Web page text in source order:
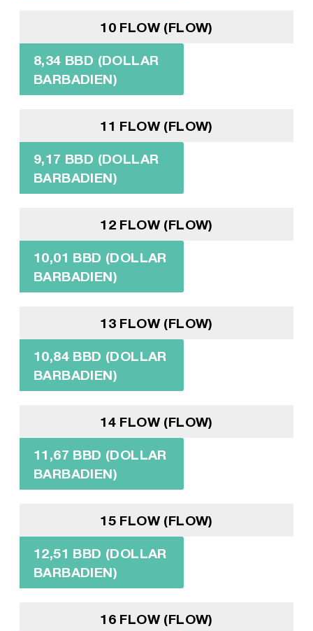
10 FLOW (FLOW)
8,34 BBD (DOLLAR
BARBADIEN)
11 FLOW (FLOW)
9,17 BBD (DOLLAR
BARBADIEN)
12 FLOW (FLOW)
10,01 BBD (DOLLAR
BARBADIEN)
13 FLOW (FLOW)
10,84 BBD (DOLLAR
BARBADIEN)
14 FLOW (FLOW)
11,67 BBD (DOLLAR
BARBADIEN)
15 FLOW (FLOW)
12,51 BBD (DOLLAR
BARBADIEN)
16 FLOW (FLOW)